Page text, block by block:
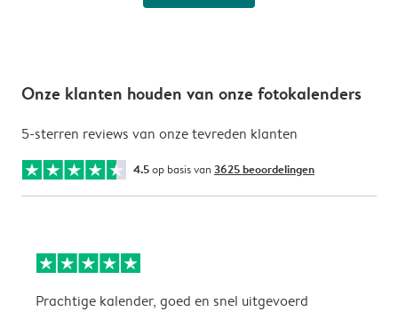
Onze klanten houden van onze fotokalenders
5-sterren reviews van onze tevreden klanten
4.5op basis van 3625 beoordelingen
Prachtige kalender, goed en snel uitgevoerd